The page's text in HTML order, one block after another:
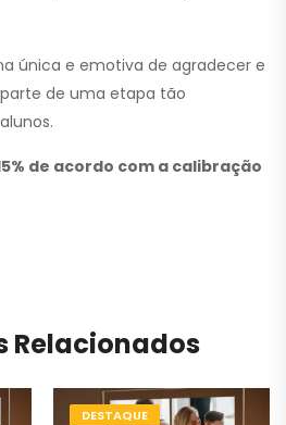
única e emotiva de agradecer e
de uma etapa tão
de acordo com a calibração
Relacionados
DESTAQUE